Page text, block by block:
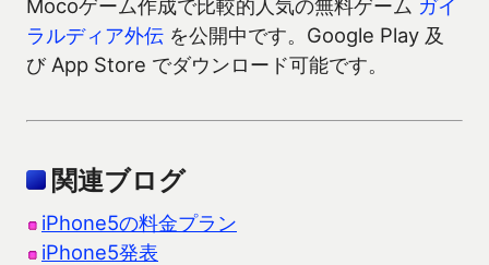
Mocoゲーム作成で比較的人気の無料ゲーム ガイ
ラルディア外伝 を公開中です。Google Play 及
び App Store でダウンロード可能です。
関連ブログ
iPhone5の料金プラン
iPhone5発表